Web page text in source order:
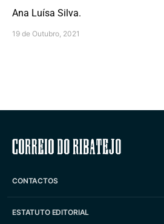
Ana Luísa Silva.
19 de Outubro, 2021
Correio do
CONTACTOS
ESTATUTO EDITORIAL